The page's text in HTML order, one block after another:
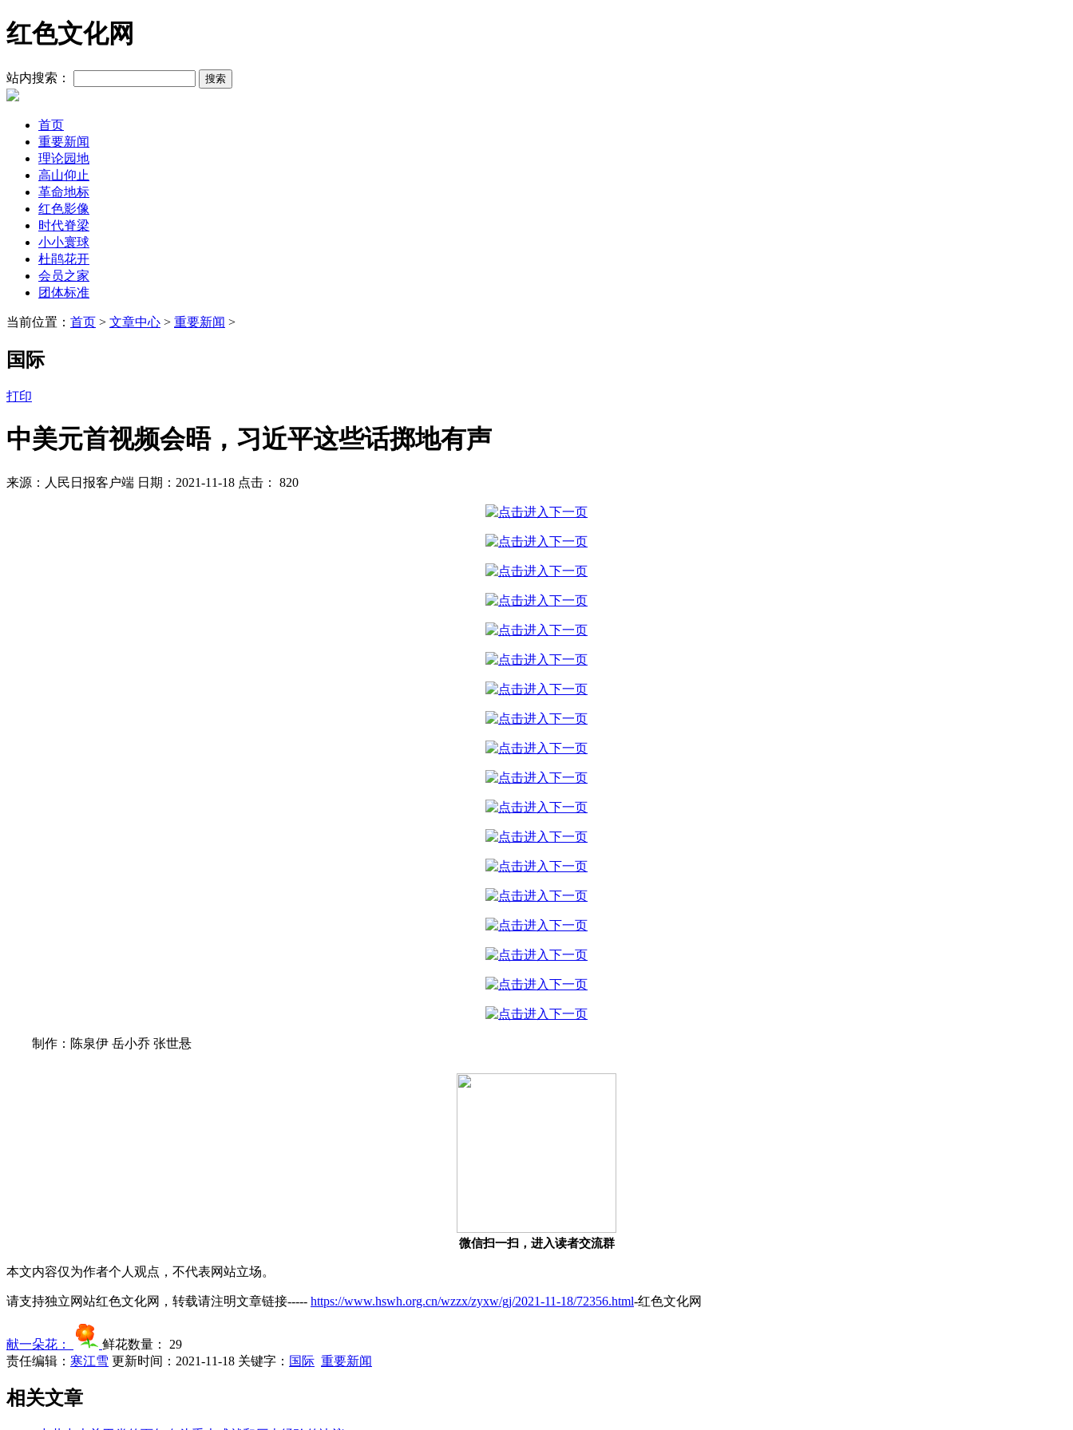
红色文化网
站内搜索：
首页
重要新闻
理论园地
高山仰止
革命地标
红色影像
时代脊梁
小小寰球
杜鹃花开
会员之家
团体标准
当前位置： 首页 > 文章中心 > 重要新闻 >
国际
打印
中美元首视频会晤，习近平这些话掷地有声
来源：人民日报客户端 日期：2021-11-18 点击： 820
制作：陈泉伊 岳小乔 张世悬
微信扫一扫，进入读者交流群
本文内容仅为作者个人观点，不代表网站立场。
请支持独立网站红色文化网，转载请注明文章链接----- https://www.hswh.org.cn/wzzx/zyxw/gj/2021-11-18/72356.html-红色文化网
献一朵花： 鲜花数量： 29
责任编辑： 寒江雪 更新时间：2021-11-18 关键字： 国际 重要新闻
相关文章